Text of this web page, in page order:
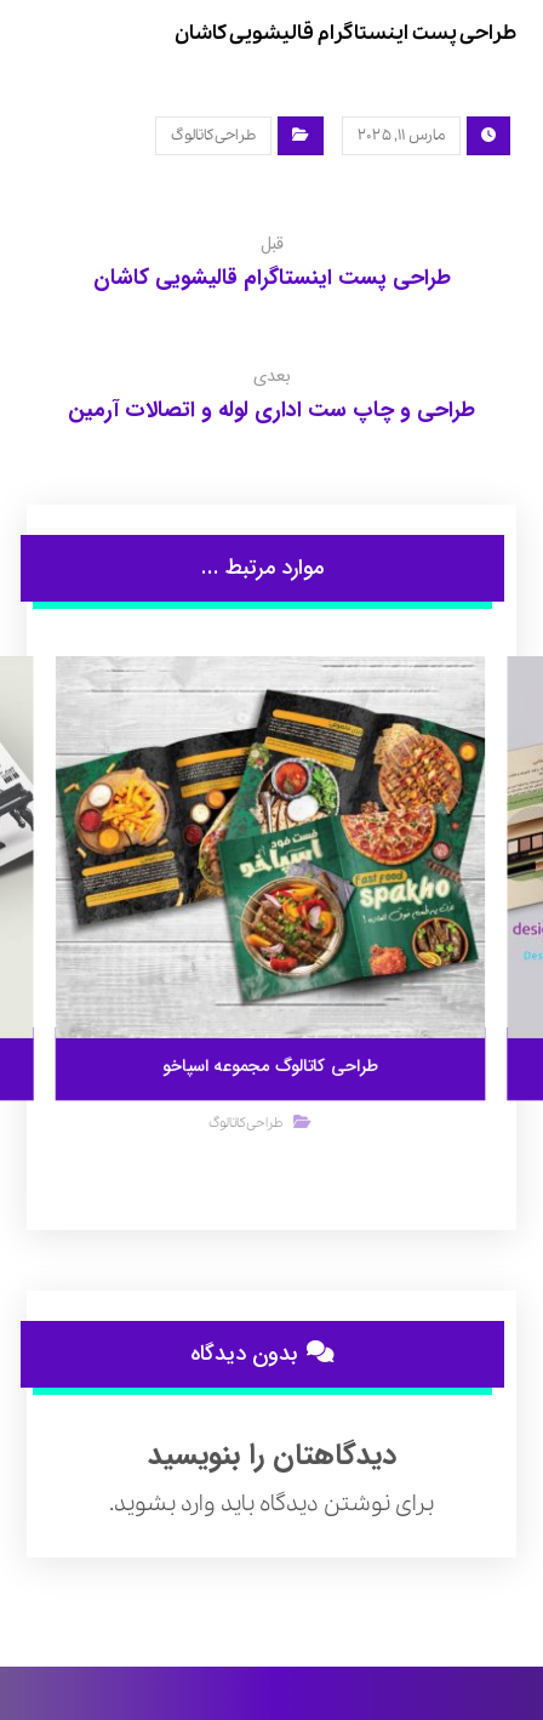
طراحی پست اینستاگرام قالیشویی کاشان
مارس ۱۱, ۲۰۲۵ طراحی کاتالوگ
قبل
طراحی پست اینستاگرام قالیشویی کاشان
بعدی
طراحی و چاپ ست اداری لوله و اتصالات آرمین
موارد مرتبط ...
طراحی کاتالوگ مجموعه اسپاخو
طراحی کاتالوگ
بدون دیدگاه
دیدگاهتان را بنویسید
برای نوشتن دیدگاه باید وارد بشوید.